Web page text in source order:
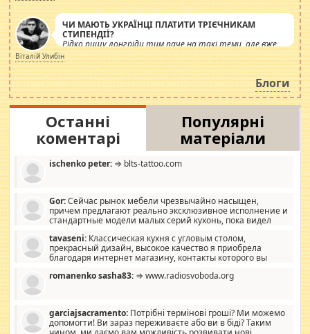
ЧИ МАЮТЬ УКРАЇНЦІ ПЛАТИТИ ТРІЄЧНИКАМ
СТИПЕНДІЇ?
Рідко пишу лонгріди тим паче на такі теми, але вже
просто дістало! Обурюють сьогоднішні інсенуації
навколо стипендіального питання. Штучно
роздувається ще одна соціальна катастрофа.
Віталій Улибін
Блоги
Останні
коментарі
Популярні
матеріали
ischenko peter: ⇒ blts-tattoo.com
Gor:Сейчас рынок мебели чрезвычайно насыщен,
причем предлагают реально эксклюзивное исполнение и
стандартные модели малых серий кухонь, пока видел
стандартные формы, в MebelOk, креативненько и что главное -
со вкусом все в порядке, без ненужных наворотов удорожающих
мебель, а это не последний фактор.
tavaseni: Классическая кухня с угловым столом,
прекрасный дизайн, высокое качество я приобрела
благодаря интернет магазину, контакты которого вы
romanenko sasha83: ⇒ www.radiosvoboda.org
garciajsacramento: Потрібні термінові гроші? Ми можемо
допомогти! Ви зараз переживаєте або ви в біді? Таким